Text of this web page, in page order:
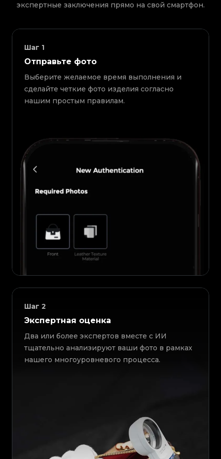
экспертные заключения прямо на свой смартфон.
Шаг 1
Отправьте фото
Выберите желаемое время выполнения и
сделайте четкие фото изделия согласно
нашим простым правилам.
Шаг 2
Экспертная оценка
Два или более экспертов вместе с ИИ
тщательно анализируют ваши фото в рамках
нашего многоуровневого процесса.